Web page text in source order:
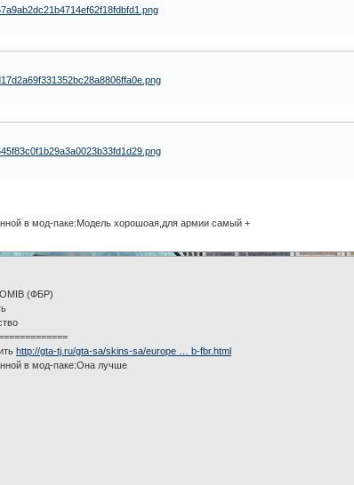
в мод-паке:Модель хорошоая,для армии самый +
(ФБР)
http://gta-tj.ru/gta-sa/skins-sa/europe … b-fbr.html
в мод-паке:Она лучше